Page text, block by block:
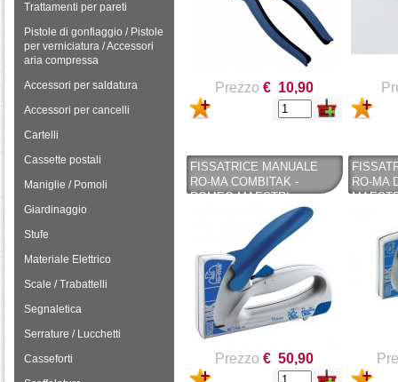
Trattamenti per pareti
Pistole di gonfiaggio / Pistole
per verniciatura / Accessori
aria compressa
Accessori per saldatura
Accessori per cancelli
Cartelli
Cassette postali
Maniglie / Pomoli
Giardinaggio
Stufe
Materiale Elettrico
Scale / Trabattelli
Segnaletica
Serrature / Lucchetti
Casseforti
Prezzo € 10,90
FISSATRICE MANUALE
RO-MA COMBITAK -
ROMEO MAESTRI
Prezzo € 50,90
RO-MA